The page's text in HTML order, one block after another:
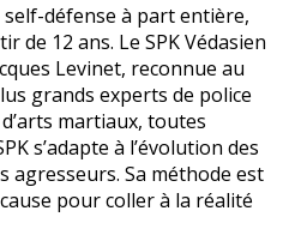
self-défense à part entière,
de 12 ans. Le SPK Védasien
Levinet, reconnue au
grands experts de police
martiaux, toutes
s’adapte à l’évolution des
agresseurs. Sa méthode est
pour coller à la réalité